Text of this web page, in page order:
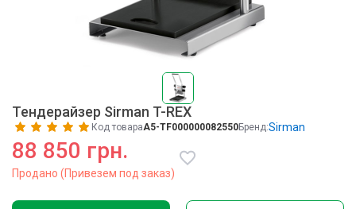
Тендерайзер Sirman T-REX
Код товараA5-TF000000082550Бренд:Sirman
88 850 грн.
Продано (Привезем под заказ)